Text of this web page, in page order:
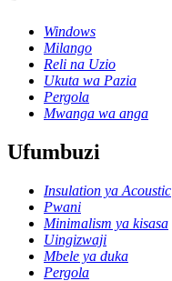
Windows
Milango
Reli na Uzio
Ukuta wa Pazia
Pergola
Mwanga wa anga
Ufumbuzi
Insulation ya Acoustic
Pwani
Minimalism ya kisasa
Uingizwaji
Mbele ya duka
Pergola